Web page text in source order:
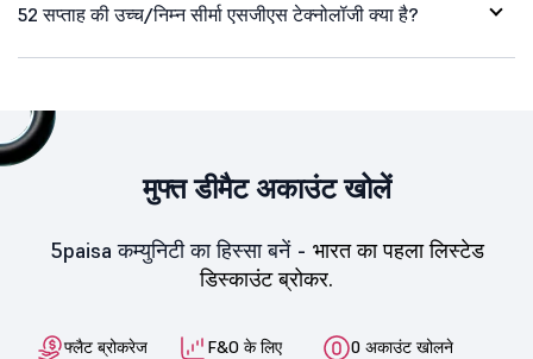
52 सप्ताह की उच्च/निम्न सीर्मा एसजीएस टेक्नोलॉजी क्या है?
मुफ्त डीमैट अकाउंट खोलें
5paisa कम्युनिटी का हिस्सा बनें - भारत का पहला लिस्टेड
डिस्काउंट ब्रोकर.
फ्लैट ब्रोकरेज
F&O के लिए
0 अकाउंट खोलने